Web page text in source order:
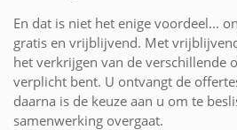
En dat is niet het enige voordeel...
gratis en vrijblijvend. Met
het verkrijgen van de verschillende
verplicht bent. U ontvangt de
daarna is de keuze aan u om te
samenwerking overgaat.